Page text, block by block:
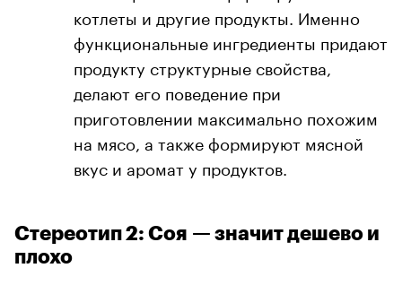
котлеты и другие продукты. Именно
функциональные ингредиенты придают
продукту структурные свойства,
делают его поведение при
приготовлении максимально похожим
на мясо, а также формируют мясной
вкус и аромат у продуктов.
Стереотип 2: Соя — значит дешево и
плохо